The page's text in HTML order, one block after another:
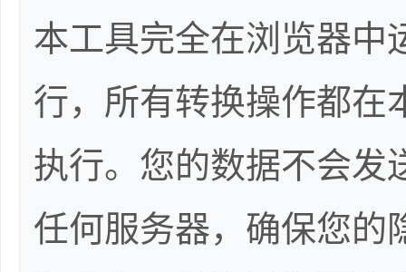
本工具完全在浏览器中
行，所有转换操作都在
执行。您的数据不会发
任何服务器，确保您的